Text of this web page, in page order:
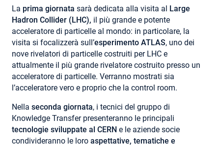
La prima giornata sarà dedicata alla visita al Large
Hadron Collider (LHC), il più grande e potente
acceleratore di particelle al mondo: in particolare, la
visita si focalizzerà sull’esperimento ATLAS, uno dei
nove rivelatori di particelle costruiti per LHC e
attualmente il più grande rivelatore costruito presso un
acceleratore di particelle. Verranno mostrati sia
l’acceleratore vero e proprio che la control room.
Nella seconda giornata, i tecnici del gruppo di
Knowledge Transfer presenteranno le principali
tecnologie sviluppate al CERN e le aziende socie
condivideranno le loro aspettative, tematiche e